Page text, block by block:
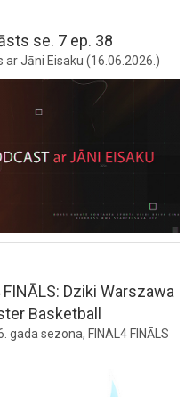
se. 7 ep. 38
ar Jāni Eisaku (16.06.2026.)
FINĀLS: Dziki Warszawa
Basketball
gada sezona, FINAL4 FINĀLS